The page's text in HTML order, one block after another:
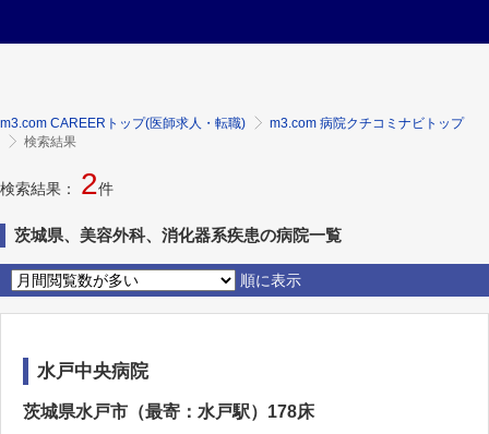
m3.com CAREERトップ(医師求人・転職)
m3.com 病院クチコミナビトップ
検索結果
検索結果： 2件
茨城県、美容外科、消化器系疾患の病院一覧
順に表示
水戸中央病院
茨城県水戸市（最寄：水戸駅）178床